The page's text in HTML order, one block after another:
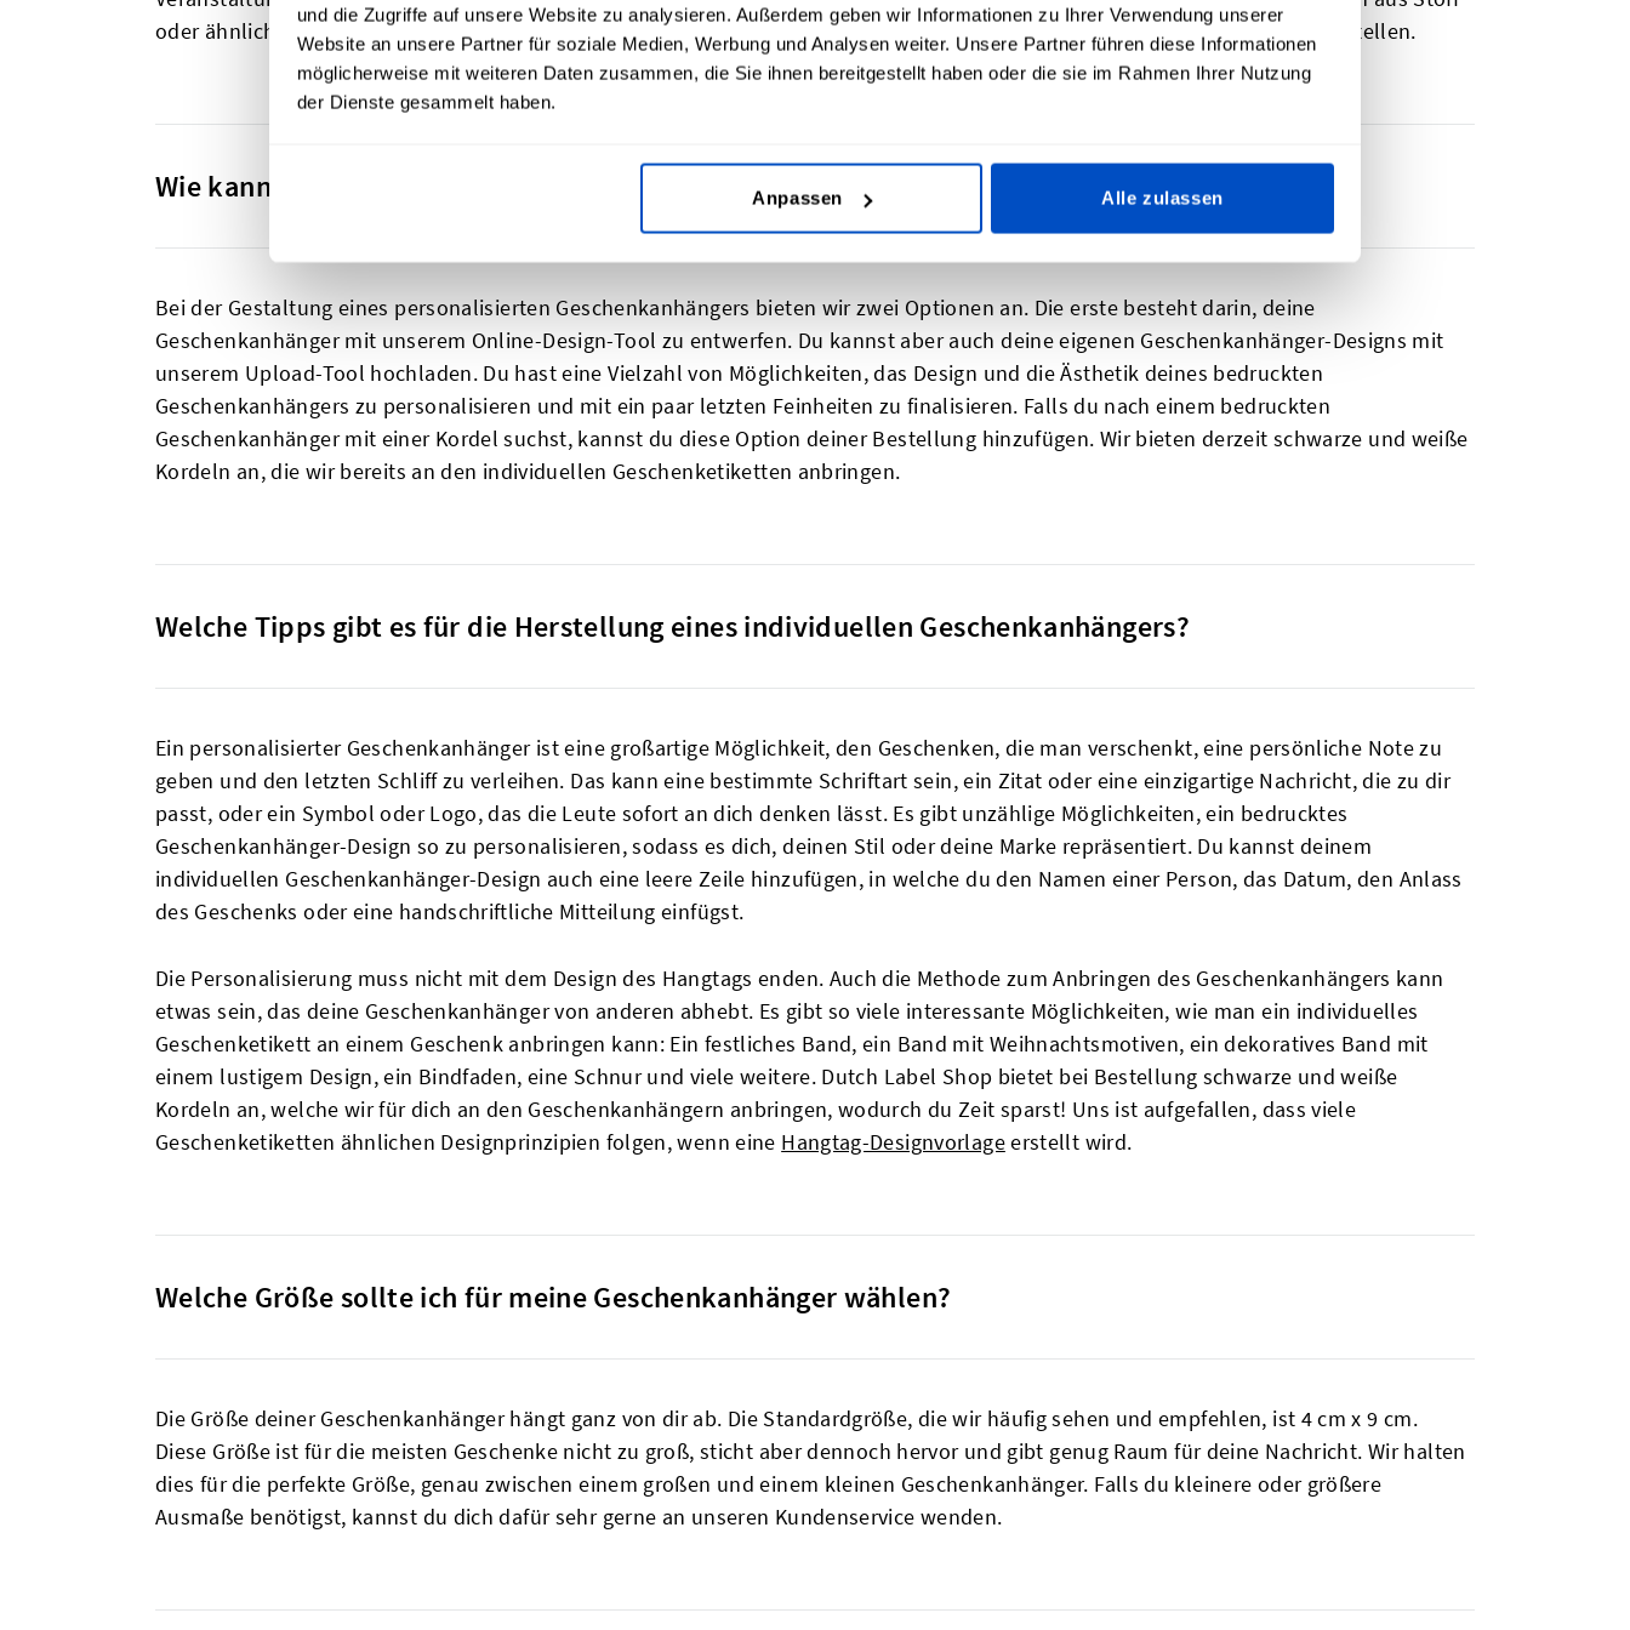
und die Zugriffe auf unsere Website zu analysieren. Außerdem geben wir Informationen zu Ihrer Verwendung unserer
Website an unsere Partner für soziale Medien, Werbung und Analysen weiter. Unsere Partner führen diese Informationen
möglicherweise mit weiteren Daten zusammen, die Sie ihnen bereitgestellt haben oder die sie im Rahmen Ihrer Nutzung
der Dienste gesammelt haben.
Anpassen Alle zulassen
oder ähnlichen Artikeln etwas mehr Tiefe verleihen möchtest, kannst du auch ein individuellbedrucktes Kleidungsetikett bestellen.
Wie kann ich personalisierte Geschenkanhänger drucken lassen?
Bei der Gestaltung eines personalisierten Geschenkanhängers bieten wir zwei Optionen an. Die erste besteht darin, deine
Geschenkanhänger mit unserem Online-Design-Tool zu entwerfen. Du kannst aber auch deine eigenen Geschenkanhänger-Designs mit
unserem Upload-Tool hochladen. Du hast eine Vielzahl von Möglichkeiten, das Design und die Ästhetik deines bedruckten
Geschenkanhängers zu personalisieren und mit ein paar letzten Feinheiten zu finalisieren. Falls du nach einem bedruckten
Geschenkanhänger mit einer Kordel suchst, kannst du diese Option deiner Bestellung hinzufügen. Wir bieten derzeit schwarze und weiße
Kordeln an, die wir bereits an den individuellen Geschenketiketten anbringen.
Welche Tipps gibt es für die Herstellung eines individuellen Geschenkanhängers?
Ein personalisierter Geschenkanhänger ist eine großartige Möglichkeit, den Geschenken, die man verschenkt, eine persönliche Note zu
geben und den letzten Schliff zu verleihen. Das kann eine bestimmte Schriftart sein, ein Zitat oder eine einzigartige Nachricht, die zu dir
passt, oder ein Symbol oder Logo, das die Leute sofort an dich denken lässt. Es gibt unzählige Möglichkeiten, ein bedrucktes
Geschenkanhänger-Design so zu personalisieren, sodass es dich, deinen Stil oder deine Marke repräsentiert. Du kannst deinem
individuellen Geschenkanhänger-Design auch eine leere Zeile hinzufügen, in welche du den Namen einer Person, das Datum, den Anlass
des Geschenks oder eine handschriftliche Mitteilung einfügst.
Die Personalisierung muss nicht mit dem Design des Hangtags enden. Auch die Methode zum Anbringen des Geschenkanhängers kann
etwas sein, das deine Geschenkanhänger von anderen abhebt. Es gibt so viele interessante Möglichkeiten, wie man ein individuelles
Geschenketikett an einem Geschenk anbringen kann: Ein festliches Band, ein Band mit Weihnachtsmotiven, ein dekoratives Band mit
einem lustigem Design, ein Bindfaden, eine Schnur und viele weitere. Dutch Label Shop bietet bei Bestellung schwarze und weiße
Kordeln an, welche wir für dich an den Geschenkanhängern anbringen, wodurch du Zeit sparst! Uns ist aufgefallen, dass viele
Geschenketiketten ähnlichen Designprinzipien folgen, wenn eine Hangtag-Designvorlageerstellt wird.
Welche Größe sollte ich für meine Geschenkanhänger wählen?
Die Größe deiner Geschenkanhänger hängt ganz von dir ab. Die Standardgröße, die wir häufig sehen und empfehlen, ist 4 cm x 9 cm.
Diese Größe ist für die meisten Geschenke nicht zu groß, sticht aber dennoch hervor und gibt genug Raum für deine Nachricht. Wir halten
dies für die perfekte Größe, genau zwischen einem großen und einem kleinen Geschenkanhänger. Falls du kleinere oder größere
Ausmaße benötigst, kannst du dich dafür sehr gerne an unseren Kundenservice wenden.